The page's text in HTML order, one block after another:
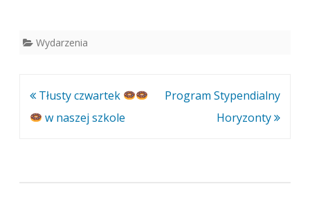
Wydarzenia
Nawigacja
wpisu
Tłusty czwartek
w naszej szkole
Program Stypendialny
Horyzonty